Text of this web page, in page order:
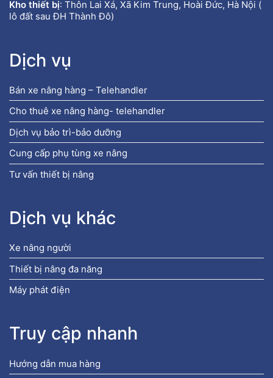
Kho thiết bị: Thôn Lai Xá, Xã Kim Trung, Hoài Đức, Hà Nội (
lô đất sau ĐH Thành Đô)
Dịch vụ
Bán xe nâng hàng – Telehandler
Cho thuê xe nâng hàng- telehandler
Dịch vụ bảo trì-bảo dưỡng
Cung cấp phụ tùng xe nâng
Tư vấn thiết bị nâng
Dịch vụ khác
Xe nâng người
Thiết bị nâng đa năng
Máy phát điện
Truy cập nhanh
Hướng dẫn mua hàng